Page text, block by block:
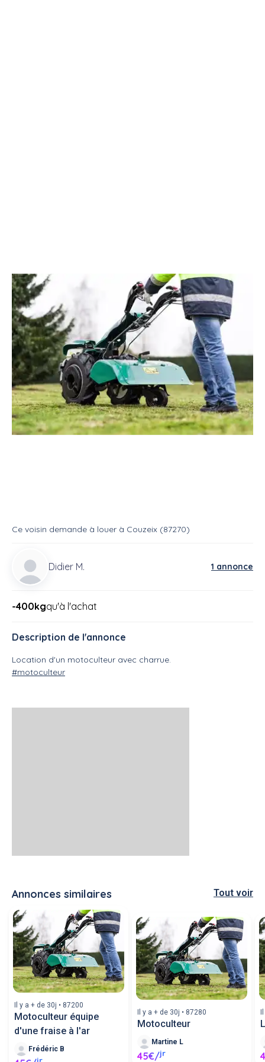
Location Matériel jardinage Motoculteur
Recherche une location d'un
motoculteur
Location Motoculteur
Ce voisin demande à louer à Couzeix (87270)
Didier M. 1 annonce
-400kgqu'à l'achat
Description de l'annonce
Location d'un motoculteur avec charrue.
#motoculteur
Annonces similaires Tout voir
Il y a + de 30j • 87200
Motoculteur équipe
d'une fraise à l'ar
Frédéric B
jr
Il y a + de 30j • 87280
Motoculteur
Martine L
45€/jr
Il